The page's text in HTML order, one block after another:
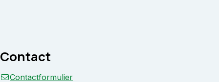
Contact
Contactformulier